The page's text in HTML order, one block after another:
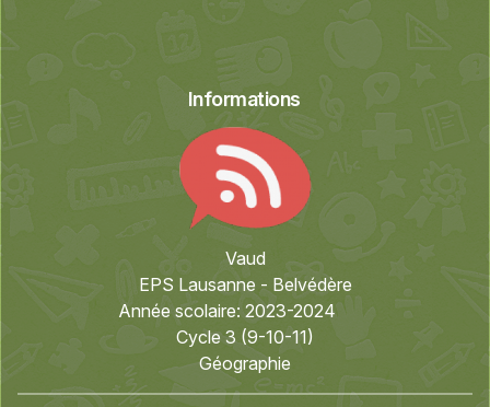
Informations
Vaud
EPS Lausanne - Belvédère
Année scolaire:2023-2024
Cycle 3 (9-10-11)
Géographie